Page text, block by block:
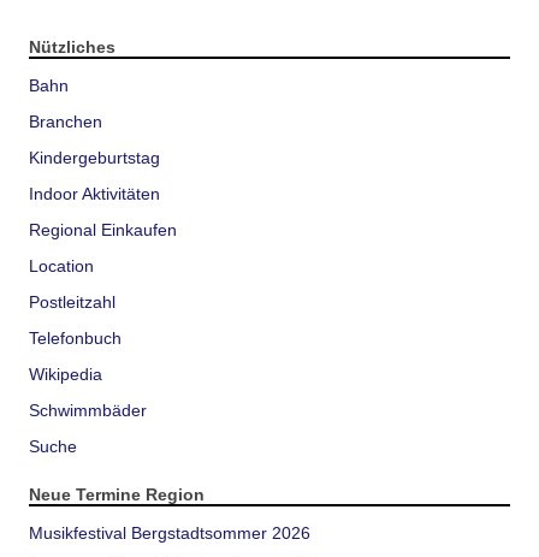
Nützliches
Bahn
Branchen
Kindergeburtstag
Indoor Aktivitäten
Regional Einkaufen
Location
Postleitzahl
Telefonbuch
Wikipedia
Schwimmbäder
Suche
Neue Termine Region
Musikfestival Bergstadtsommer 2026